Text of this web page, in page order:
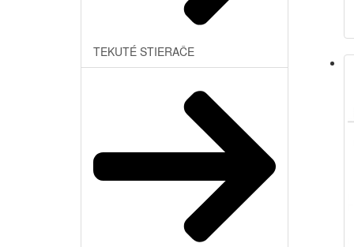
TEKUTÉ STIERAČE